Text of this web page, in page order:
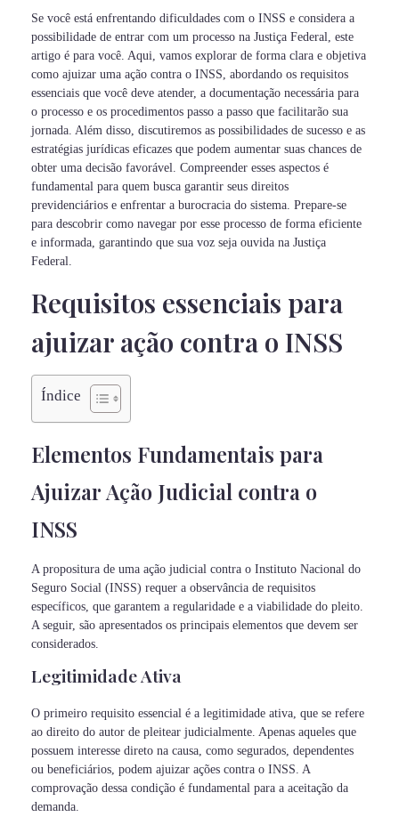
Se você está enfrentando dificuldades com o INSS e considera a
possibilidade de entrar com um processo na Justiça Federal, este
artigo é para você. Aqui, vamos explorar de forma clara e objetiva
como ajuizar uma ação contra o INSS, abordando os requisitos
essenciais que você deve atender, a documentação necessária para
o processo e os procedimentos passo a passo que facilitarão sua
jornada. Além disso, discutiremos as possibilidades de sucesso e as
estratégias jurídicas eficazes que podem aumentar suas chances de
obter uma decisão favorável. Compreender esses aspectos é
fundamental para quem busca garantir seus direitos
previdenciários e enfrentar a burocracia do sistema. Prepare-se
para descobrir como navegar por esse processo de forma eficiente
e informada, garantindo que sua voz seja ouvida na Justiça
Federal.
Requisitos essenciais para
ajuizar ação contra o INSS
Índice
Elementos Fundamentais para
Ajuizar Ação Judicial contra o
INSS
A propositura de uma ação judicial contra o Instituto Nacional do
Seguro Social (INSS) requer a observância de requisitos
específicos, que garantem a regularidade e a viabilidade do pleito.
A seguir, são apresentados os principais elementos que devem ser
considerados.
Legitimidade Ativa
O primeiro requisito essencial é a legitimidade ativa, que se refere
ao direito do autor de pleitear judicialmente. Apenas aqueles que
possuem interesse direto na causa, como segurados, dependentes
ou beneficiários, podem ajuizar ações contra o INSS. A
comprovação dessa condição é fundamental para a aceitação da
demanda.